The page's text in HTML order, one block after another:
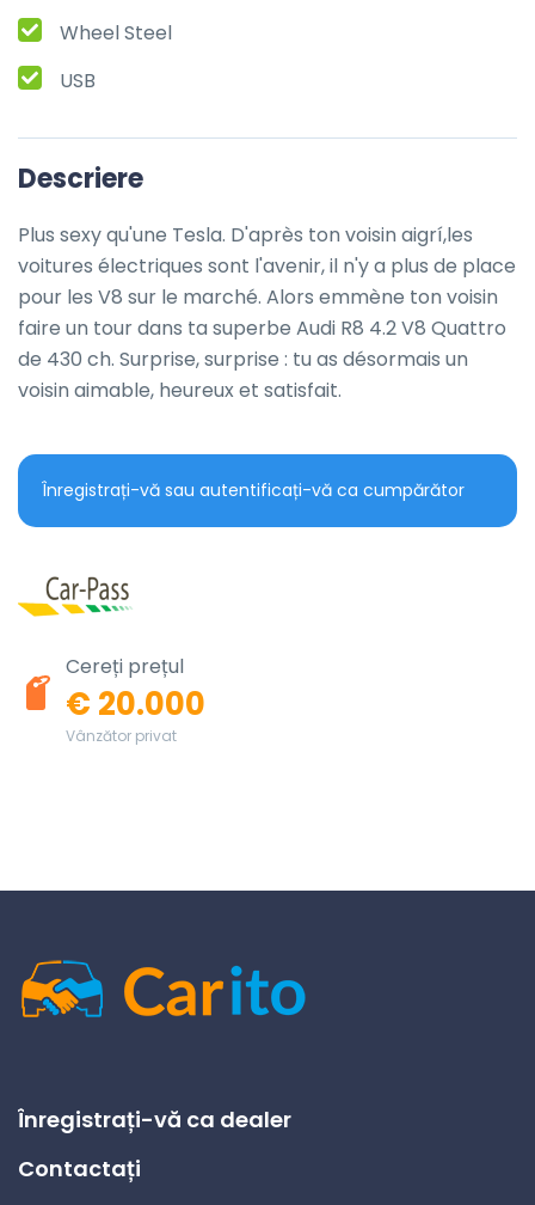
Wheel Steel
USB
Descriere
Plus sexy qu'une Tesla. D'après ton voisin aigrí,les
voitures électriques sont l'avenir, il n'y a plus de place
pour les V8 sur le marché. Alors emmène ton voisin
faire un tour dans ta superbe Audi R8 4.2 V8 Quattro
de 430 ch. Surprise, surprise : tu as désormais un
voisin aimable, heureux et satisfait.
Înregistrați-vă sau autentificați-vă ca cumpărător
Cereți prețul
€ 20.000
Vânzător privat
Înregistrați-vă ca dealer
Contactați